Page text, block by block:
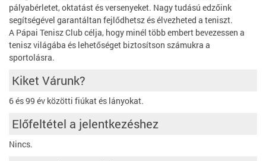
pályabérletet, oktatást és versenyeket. Nagy tudású edzőink
segítségével garantáltan fejlődhetsz és élvezheted a teniszt.
A Pápai Tenisz Club célja, hogy minél több embert bevezessen a
tenisz világába és lehetőséget biztosítson számukra a
sportolásra.
Kiket Várunk?
6 és 99 év közötti fiúkat és lányokat.
Előfeltétel a jelentkezéshez
Nincs.